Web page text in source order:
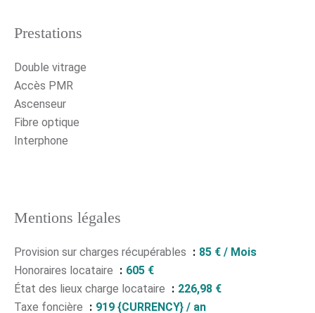
Prestations
Double vitrage
Accès PMR
Ascenseur
Fibre optique
Interphone
Mentions légales
Provision sur charges récupérables
85 € / Mois
Honoraires locataire
605 €
État des lieux charge locataire
226,98 €
Taxe foncière
919 {CURRENCY} / an